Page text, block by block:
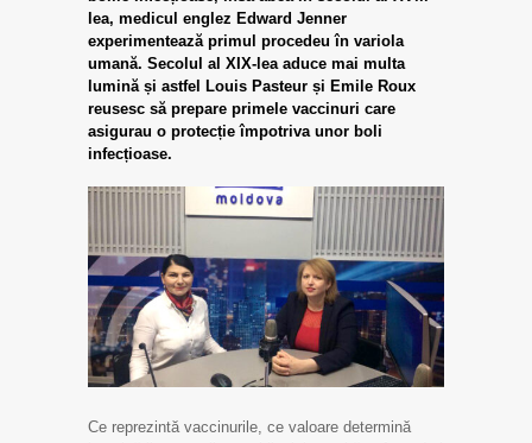
lea, medicul englez Edward Jenner
experimentează primul procedeu în variola
umană. Secolul al XIX-lea aduce mai multa
lumină și astfel Louis Pasteur și Emile Roux
reusesc să prepare primele vaccinuri care
asigurau o protecție împotriva unor boli
infecțioase.
Ce reprezintă vaccinurile, ce valoare determină